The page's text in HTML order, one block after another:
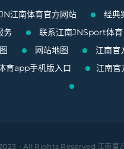
江南体育官方网站 经典
务
联系江南JNSport体育
网站地图
江南官
育app手机版入口
江南官
- All Rights Reserved 江南官